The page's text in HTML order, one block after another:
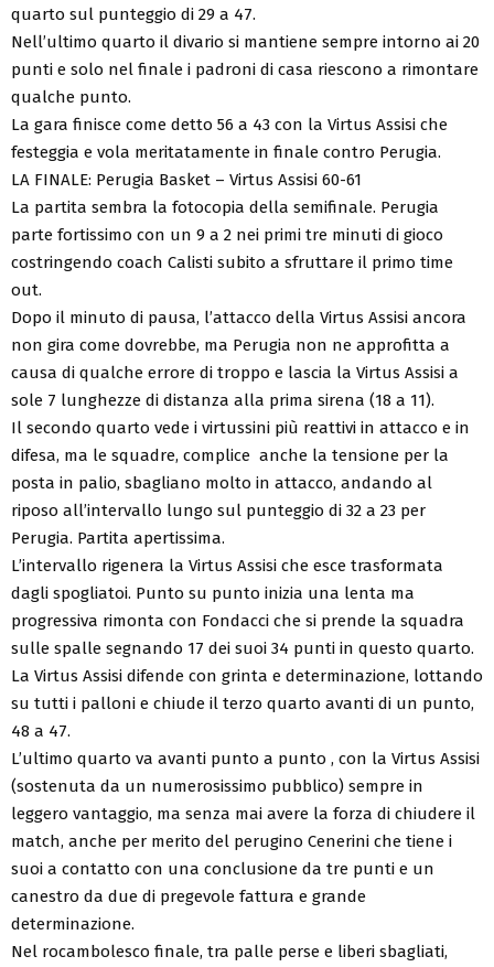
quarto sul punteggio di 29 a 47.
Nell’ultimo quarto il divario si mantiene sempre intorno ai 20
punti e solo nel finale i padroni di casa riescono a rimontare
qualche punto.
La gara finisce come detto 56 a 43 con la Virtus Assisi che
festeggia e vola meritatamente in finale contro Perugia.
LA FINALE: Perugia Basket – Virtus Assisi 60-61
La partita sembra la fotocopia della semifinale. Perugia
parte fortissimo con un 9 a 2 nei primi tre minuti di gioco
costringendo coach Calisti subito a sfruttare il primo time
out.
Dopo il minuto di pausa, l’attacco della Virtus Assisi ancora
non gira come dovrebbe, ma Perugia non ne approfitta a
causa di qualche errore di troppo e lascia la Virtus Assisi a
sole 7 lunghezze di distanza alla prima sirena (18 a 11).
Il secondo quarto vede i virtussini più reattivi in attacco e in
difesa, ma le squadre, complice anche la tensione per la
posta in palio, sbagliano molto in attacco, andando al
riposo all’intervallo lungo sul punteggio di 32 a 23 per
Perugia. Partita apertissima.
L’intervallo rigenera la Virtus Assisi che esce trasformata
dagli spogliatoi. Punto su punto inizia una lenta ma
progressiva rimonta con Fondacci che si prende la squadra
sulle spalle segnando 17 dei suoi 34 punti in questo quarto.
La Virtus Assisi difende con grinta e determinazione, lottando
su tutti i palloni e chiude il terzo quarto avanti di un punto,
48 a 47.
L’ultimo quarto va avanti punto a punto , con la Virtus Assisi
(sostenuta da un numerosissimo pubblico) sempre in
leggero vantaggio, ma senza mai avere la forza di chiudere il
match, anche per merito del perugino Cenerini che tiene i
suoi a contatto con una conclusione da tre punti e un
canestro da due di pregevole fattura e grande
determinazione.
Nel rocambolesco finale, tra palle perse e liberi sbagliati,